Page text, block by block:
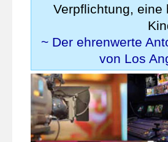
Verpflichtung, eine
~ Der ehrenwerte
von Los